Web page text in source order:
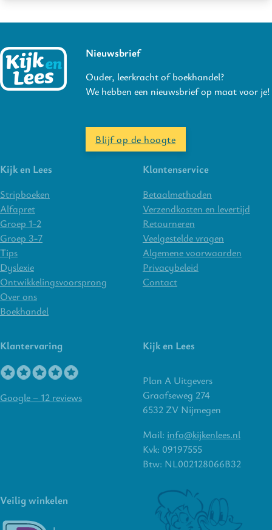
Nieuwsbrief
Ouder, leerkracht of boekhandel?
We hebben een nieuwsbrief op maat voor je!
Blijf op de hoogte
Kijk en Lees
Stripboeken
Alfapret
Groep 1-2
Groep 3-7
Tips
Dyslexie
Ontwikkelingsvoorsprong
Over ons
Boekhandel
Klantenservice
Betaalmethoden
Verzendkosten en levertijd
Retourneren
Veelgestelde vragen
Algemene voorwaarden
Privacybeleid
Contact
Klantervaring
Google – 12 reviews
Kijk en Lees
Plan A Uitgevers
Graafseweg 274
6532 ZV Nijmegen
Mail: info@kijkenlees.nl
Kvk: 09197555
Btw: NL002128066B32
Veilig winkelen